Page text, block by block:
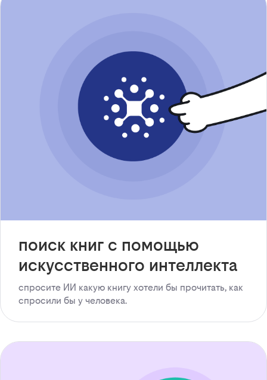
поиск книг с помощью
искусственного интеллекта
спросите ИИ какую книгу хотели бы прочитать, как
спросили бы у человека.